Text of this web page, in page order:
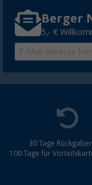
Berger
5,- €
30 Tage
100 Tage für